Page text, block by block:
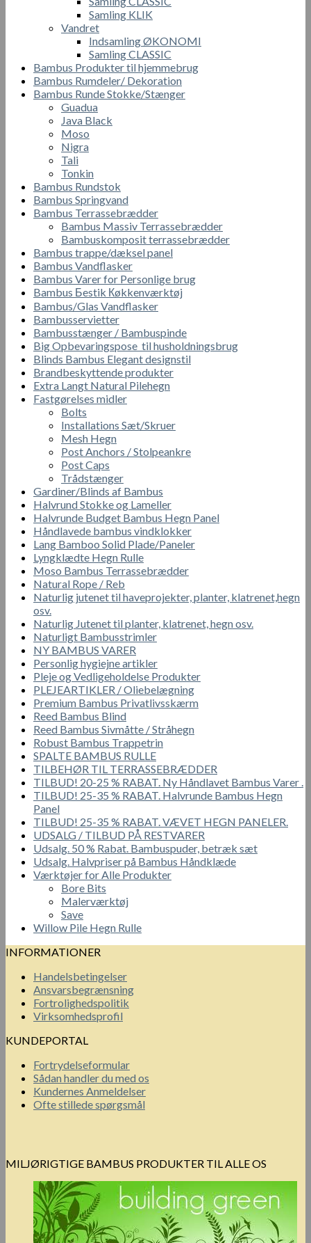
Samling KLIK
Vandret
Indsamling ØKONOMI
Samling CLASSIC
Bambus Produkter til hjemmebrug
Bambus Rumdeler/ Dekoration
Bambus Runde Stokke/Stænger
Guadua
Java Black
Moso
Nigra
Tali
Tonkin
Bambus Rundstok
Bambus Springvand
Bambus Terrassebrædder
Bambus Massiv Terrassebrædder
Bambuskomposit terrassebrædder
Bambus trappe/dæksel panel
Bambus Vandflasker
Bambus Varer for Personlige brug
Bambus Бestik Кøkkenværktøj
Bambus/Glas Vandflasker
Bambusservietter
Bambusstænger / Bambuspinde
Big Opbevaringspose til husholdningsbrug
Blinds Bambus Elegant designstil
Brandbeskyttende produkter
Extra Langt Natural Pilehegn
Fastgørelses midler
Bolts
Installations Sæt/Skruer
Mesh Hegn
Post Anchors / Stolpeankre
Post Caps
Trådstænger
Gardiner/Blinds af Bambus
Halvrund Stokke og Lameller
Halvrunde Budget Bambus Hegn Panel
Håndlavede bambus vindklokker
Lang Bamboo Solid Plade/Paneler
Lyngklædte Hegn Rulle
Moso Bambus Terrassebrædder
Natural Rope / Reb
Naturlig jutenet til haveprojekter, planter, klatrenet,hegn
osv.
Naturlig Jutenet til planter, klatrenet, hegn osv.
Naturligt Bambusstrimler
NY BAMBUS VARER
Personlig hygiejne artikler
Pleje og Vedligeholdelse Produkter
PLEJEARTIKLER / Oliebelægning
Premium Bambus Privatlivsskærm
Reed Bambus Blind
Reed Bambus Sivmåtte / Stråhegn
Robust Bambus Trappetrin
SPALTE BAMBUS RULLE
TILBEHØR TIL TERRASSEBRÆDDER
TILBUD! 20-25 % RABAT. Ny Håndlavet Bambus Varer .
TILBUD! 25-35 % RABAT. Halvrunde Bambus Hegn
Panel
TILBUD! 25-35 % RABAT. VÆVET HEGN PANELER.
UDSALG / TILBUD PÅ RESTVARER
Udsalg. 50 % Rabat. Bambuspuder, betræk sæt
Udsalg. Halvpriser på Bambus Håndklæde
Værktøjer for Alle Produkter
Bore Bits
Malerværktøj
Save
Willow Pile Hegn Rulle
INFORMATIONER
Handelsbetingelser
Ansvarsbegrænsning
Fortrolighedspolitik
Virksomhedsprofil
KUNDEPORTAL
Fortrydelseformular
Sådan handler du med os
Kundernes Anmeldelser
Ofte stillede spørgsmål
MILJØRIGTIGE BAMBUS PRODUKTER TIL ALLE OS